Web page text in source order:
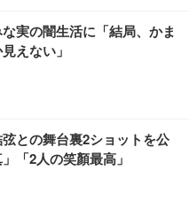
実の闇生活に「結局、かま
えない」
との舞台裏2ショットを公
「2人の笑顏最高」